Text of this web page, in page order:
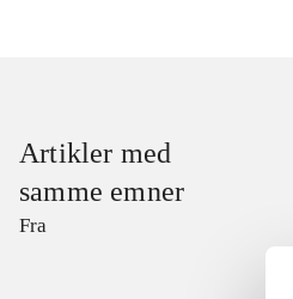
Artikler med
samme emner
Fra